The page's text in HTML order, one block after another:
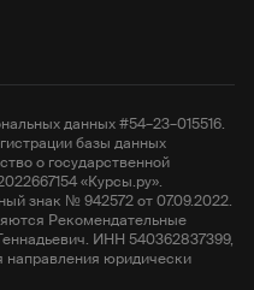
данных #54–23–015516.
базы данных
о государственной
«Курсы.ру».
знак № 942572 от 07.09.2022.
Рекомендательные
ИНН 540362837399,
юридически